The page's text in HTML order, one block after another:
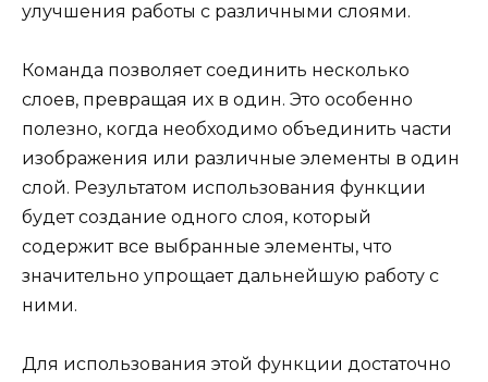
улучшения работы с различными слоями.
Команда позволяет соединить несколько
слоев, превращая их в один. Это особенно
полезно, когда необходимо объединить части
изображения или различные элементы в один
слой. Результатом использования функции
будет создание одного слоя, который
содержит все выбранные элементы, что
значительно упрощает дальнейшую работу с
ними.
Для использования этой функции достаточно